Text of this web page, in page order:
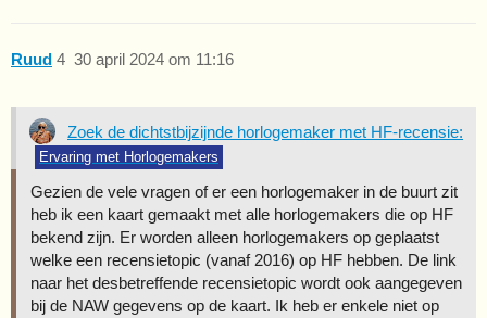
Ruud 30 april 2024 om 11:16
4
Zoek de dichtstbijzijnde horlogemaker met HF-recensie:
Ervaring met Horlogemakers
Gezien de vele vragen of er een horlogemaker in de buurt zit
heb ik een kaart gemaakt met alle horlogemakers die op HF
bekend zijn. Er worden alleen horlogemakers op geplaatst
welke een recensietopic (vanaf 2016) op HF hebben. De link
naar het desbetreffende recensietopic wordt ook aangegeven
bij de NAW gegevens op de kaart. Ik heb er enkele niet op